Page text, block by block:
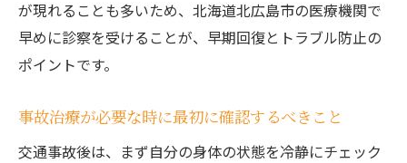
ント
口コミや実績から見る事故治療の安心な選
び方
とは
事故治療先を比較する際の注目すべき基準
が現れることも多いため、北海道北広島市の医療機関で
早めに診察を受けることが、早期回復とトラブル防止の
ポイントです。
事故治療が必要な時に最初に確認するべきこと
交通事故後は、まず自分の身体の状態を冷静にチェック